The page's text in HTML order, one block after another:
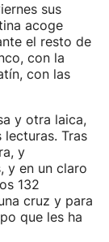
sus
acoge
el resto de
con la
con las
y otra laica,
lecturas. Tras
y
y en un claro
132
cruz y para
que les ha